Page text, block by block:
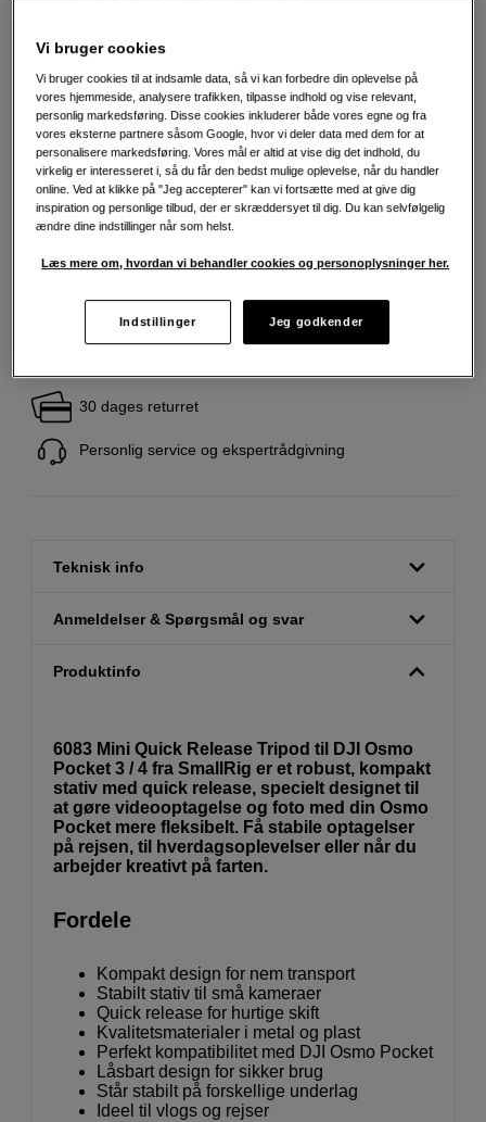
Foldes sammen på få sekunder
Mere information
199 DKK
Antal
Læg i indkøbskurv
30 dages returret
Personlig service og ekspertrådgivning
Teknisk info
Anmeldelser & Spørgsmål og svar
Produktinfo
6083 Mini Quick Release Tripod til DJI Osmo
Pocket 3 / 4 fra SmallRig er et robust, kompakt
stativ med quick release, specielt designet til
at gøre videooptagelse og foto med din Osmo
Pocket mere fleksibelt. Få stabile optagelser
på rejsen, til hverdagsoplevelser eller når du
arbejder kreativt på farten.
Fordele
Kompakt design for nem transport
Stabilt stativ til små kameraer
Quick release for hurtige skift
Kvalitetsmaterialer i metal og plast
Perfekt kompatibilitet med DJI Osmo Pocket
Låsbart design for sikker brug
Står stabilt på forskellige underlag
Ideel til vlogs og rejser
Vi bruger cookies
Vi bruger cookies til at indsamle data, så vi kan forbedre din oplevelse på
vores hjemmeside, analysere trafikken, tilpasse indhold og vise relevant,
personlig markedsføring. Disse cookies inkluderer både vores egne og fra
vores eksterne partnere såsom Google, hvor vi deler data med dem for at
personalisere markedsføring. Vores mål er altid at vise dig det indhold, du
virkelig er interesseret i, så du får den bedst mulige oplevelse, når du handler
online. Ved at klikke på "Jeg accepterer" kan vi fortsætte med at give dig
inspiration og personlige tilbud, der er skræddersyet til dig. Du kan selvfølgelig
ændre dine indstillinger når som helst.
Læs mere om, hvordan vi behandler cookies og personoplysninger her.
Indstillinger Jeg godkender